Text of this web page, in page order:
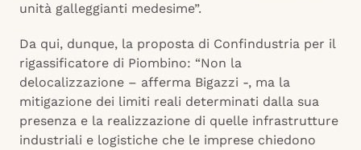
unità galleggianti medesime”.
Da qui, dunque, la proposta di Confindustria per il
rigassificatore di Piombino: “Non la
delocalizzazione – afferma Bigazzi -, ma la
mitigazione dei limiti reali determinati dalla sua
presenza e la realizzazione di quelle infrastrutture
industriali e logistiche che le imprese chiedono